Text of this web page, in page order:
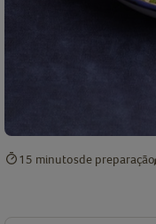
15 minutosde preparação